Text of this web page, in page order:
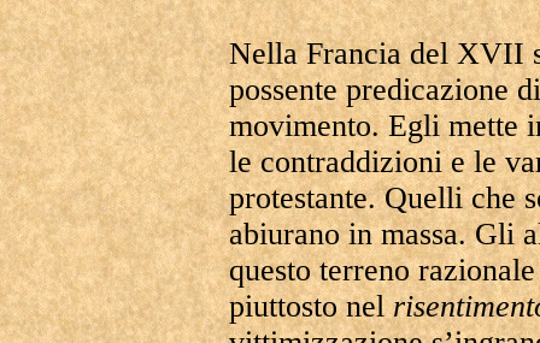
Nella Francia del XVII
possente predicazione
movimento. Egli mette
le contraddizioni e le
protestante. Quelli che
abiurano in massa. Gli
questo terreno
piuttosto nel